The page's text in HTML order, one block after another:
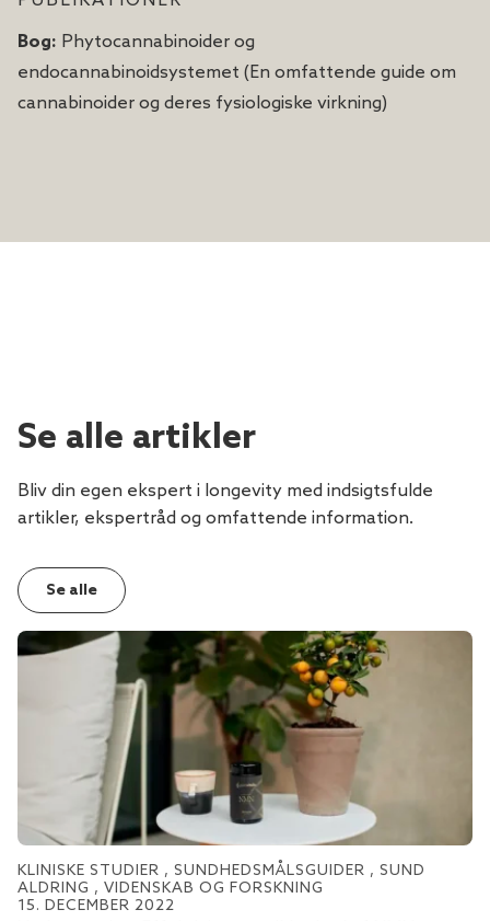
Bog: Phytocannabinoider og
endocannabinoidsystemet (En omfattende guide om
cannabinoider og deres fysiologiske virkning)
Se alle artikler
Bliv din egen ekspert i longevity med indsigtsfulde
artikler, ekspertråd og omfattende information.
Se alle
KLINISKE STUDIER , SUNDHEDSMÅLSGUIDER , SUND
ALDRING , VIDENSKAB OG FORSKNING
15. DECEMBER 2022